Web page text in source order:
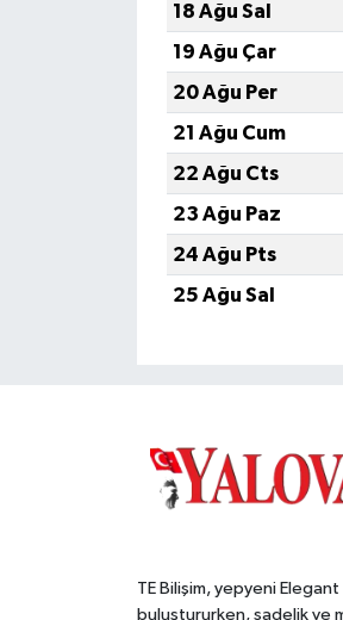
18 Ağu Sal
19 Ağu Çar
20 Ağu Per
21 Ağu Cum
22 Ağu Cts
23 Ağu Paz
24 Ağu Pts
25 Ağu Sal
TE Bilişim, yepyeni
buluştururken, sadelik ve